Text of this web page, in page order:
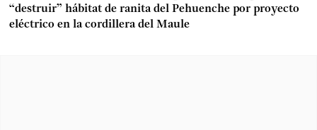
“destruir” hábitat de ranita del Pehuenche por proyecto
eléctrico en la cordillera del Maule